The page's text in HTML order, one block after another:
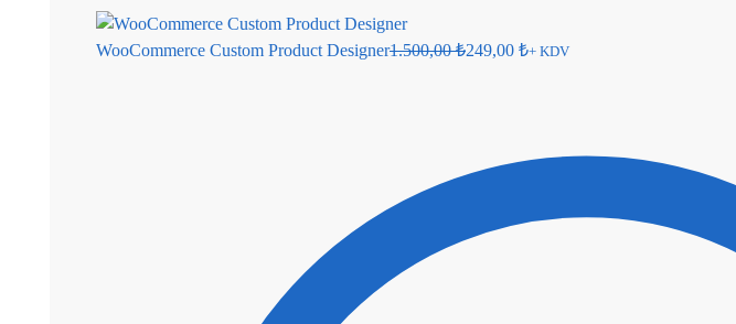
WooCommerce Custom Product Designer1.500,00₺249,00 ₺+ KDV